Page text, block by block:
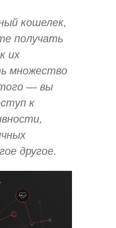
кошелек,
получать
их
множество
— вы
к
другое.